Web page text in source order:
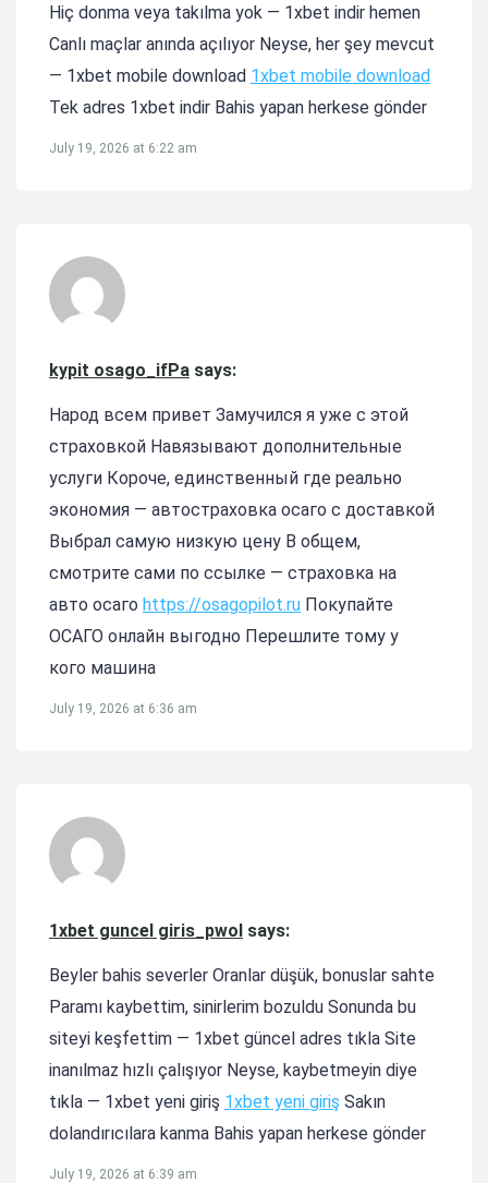
Hiç donma veya takılma yok — 1xbet indir hemen
Canlı maçlar anında açılıyor Neyse, her şey mevcut
— 1xbet mobile download 1xbet mobile download
Tek adres 1xbet indir Bahis yapan herkese gönder
July 19, 2026 at 6:22 am
kypit osago_ifPa says:
Народ всем привет Замучился я уже с этой
страховкой Навязывают дополнительные
услуги Короче, единственный где реально
экономия — автостраховка осаго с доставкой
Выбрал самую низкую цену В общем,
смотрите сами по ссылке — страховка на
авто осаго https://osagopilot.ru Покупайте
ОСАГО онлайн выгодно Перешлите тому у
кого машина
July 19, 2026 at 6:36 am
1xbet guncel giris_pwol says:
Beyler bahis severler Oranlar düşük, bonuslar sahte
Paramı kaybettim, sinirlerim bozuldu Sonunda bu
siteyi keşfettim — 1xbet güncel adres tıkla Site
inanılmaz hızlı çalışıyor Neyse, kaybetmeyin diye
tıkla — 1xbet yeni giriş 1xbet yeni giriş Sakın
dolandırıcılara kanma Bahis yapan herkese gönder
July 19, 2026 at 6:39 am